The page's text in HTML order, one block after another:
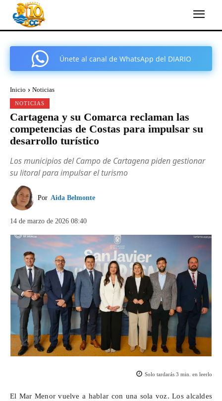
Únete al canal de WhatsApp del DIARIO
Inicio Noticias
NOTICIAS
Cartagena y su Comarca reclaman las
competencias de Costas para impulsar su
desarrollo turístico
Los municipios del Campo de Cartagena piden gestionar
su litoral para impulsar el turismo
Por Aida Belmonte
14 de marzo de 2026 08:40
Solo tardarás 3 min. en leerlo
El Mar Menor vuelve a hablar con una sola voz. Los alcaldes